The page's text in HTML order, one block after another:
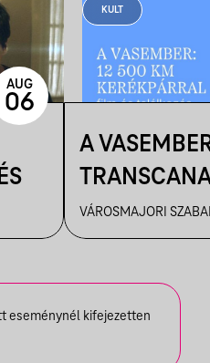
AUG
06
KULT
A
ULTRA
ÉS
VÁROSMAJORI
eseménynél kifejezetten